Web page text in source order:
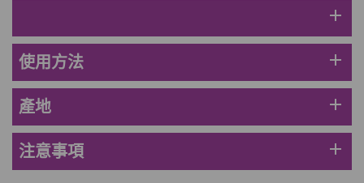
草姬 調經緊緻寶(27年2月到期)
HKD$169
HKD$369
加入購物車
男補精力丸5:1 (到期日2028年1月)
HKD$169 加入購物車
add
使用方法 add
產地 add
注意事項 add